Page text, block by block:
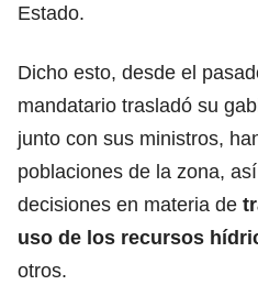
Estado.
Dicho esto, desde el
mandatario trasladó su
junto con sus ministros,
poblaciones de la zona,
decisiones en materia de
uso de los recursos
otros.